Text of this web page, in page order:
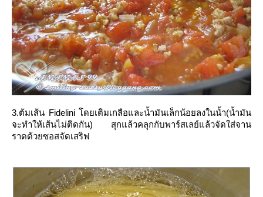
3.ต้มเส้น Fidelini โดยเติมเกลือและน้ำมันเล็กน้อยลงในน้ำ(น้ำมัน
จะทำให้เส้นไม่ติดกัน) สุกแล้วคลุกกับพาร์สเลย์แล้วจัดใส่จาน
ราดด้วยซอสจัดเสริฟ